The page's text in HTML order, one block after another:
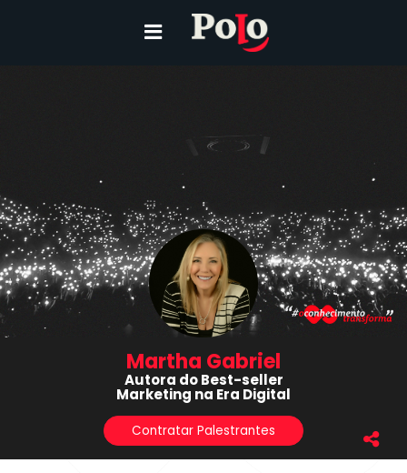
Martha Gabriel
Autora do Best-seller
Marketing na Era Digital
Contratar Palestrantes